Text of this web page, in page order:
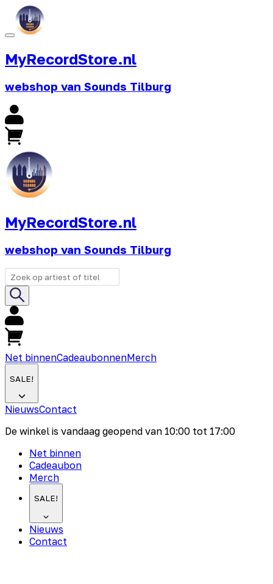
MyRecordStore.nl
webshop van Sounds Tilburg
MyRecordStore.nl
webshop van Sounds Tilburg
Net binnenCadeaubonnenMerch
SALE!
NieuwsContact
De winkel is vandaag geopend van 10:00 tot 17:00
Net binnen
Cadeaubon
Merch
SALE!
Nieuws
Contact